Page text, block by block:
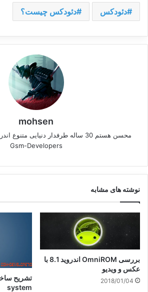
دئودکس دئودکس چیست؟
mohsen
محسن هستم 30 ساله طرفدار دنیایی
Gsm-Developers
نوشته های مشابه
بررسی OmniROM اندروید 8.1 با
عکس و ویدیو
2018/01/04
تشریح
system